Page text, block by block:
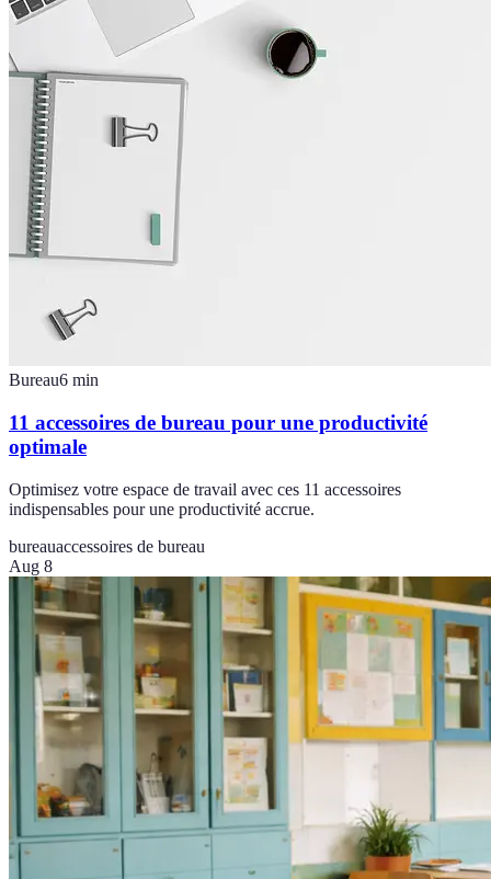
Bureau6 min
11 accessoires de bureau pour une productivité
optimale
Optimisez votre espace de travail avec ces 11 accessoires
indispensables pour une productivité accrue.
bureauaccessoires de bureau
Aug 8